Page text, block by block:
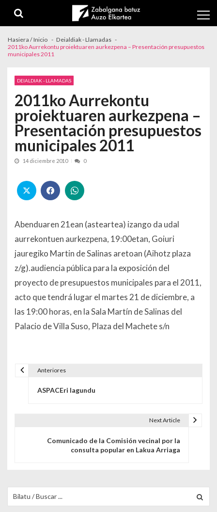
Hasiera / Inicio
Deialdiak - Llamadas
2011ko Aurrekontu proiektuaren aurkezpena – Presentación presupuestos
municipales 2011
DEIALDIAK - LLAMADAS
2011ko Aurrekontu
proiektuaren aurkezpena –
Presentación presupuestos
municipales 2011
14 diciembre 2010 0
Abenduaren 21ean (asteartea) izango da udal
aurrekontuen aurkezpena, 19:00etan, Goiuri
jauregiko Martin de Salinas aretoan (Aihotz plaza
z/g).audiencia pública para la exposición del
proyecto de presupuestos municipales para el 2011,
acto que tendrá lugar el martes 21 de diciembre, a
las 19:00 horas, en la Sala Martín de Salinas del
Palacio de Villa Suso, Plaza del Machete s/n
Anteriores
ASPACEri lagundu
Next Article
Comunicado de la Comisión vecinal por la
consulta popular en Lakua Arriaga